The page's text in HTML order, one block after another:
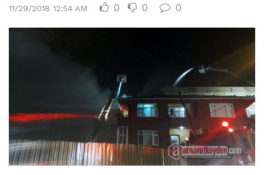
11/29/2018 12:54 AM 0 0 0